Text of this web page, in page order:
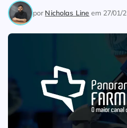
por Nicholas Line em 27/01/